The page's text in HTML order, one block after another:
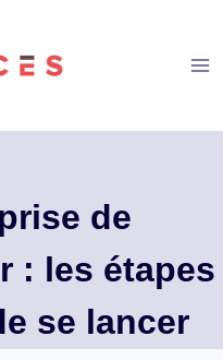
de
: les étapes
se lancer